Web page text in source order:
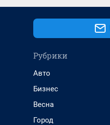
Рубрики
Авто
Бизнес
Весна
Город